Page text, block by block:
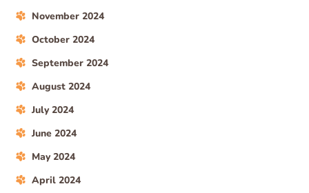
November 2024
October 2024
September 2024
August 2024
July 2024
June 2024
May 2024
April 2024